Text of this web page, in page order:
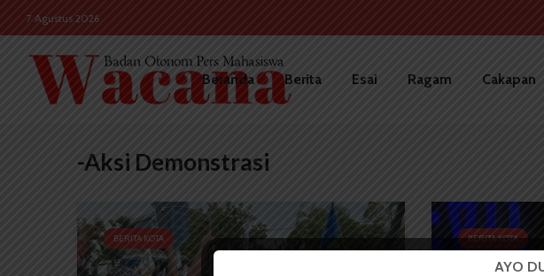
7 Agustus 2026
Beranda Berita Esai Ragam Cakapan
-Aksi Demonstrasi
BERITA KOTA BERITA KOTA
AYO